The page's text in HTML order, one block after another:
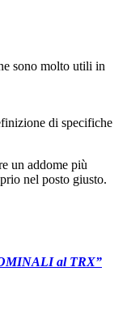
sono molto utili in
di specifiche
un addome più
nel posto giusto.
al TRX”